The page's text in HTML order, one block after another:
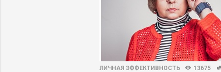
ЛИЧНАЯ ЭФФЕКТИВНОСТЬ 13675